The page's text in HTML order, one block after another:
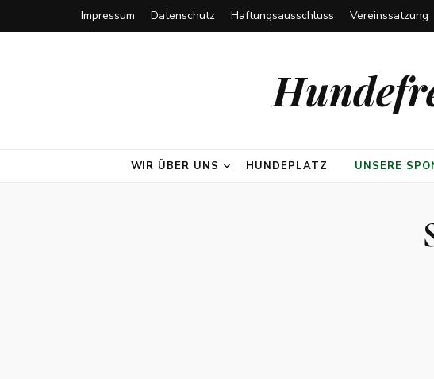
Impressum Datenschutz Haftungsausschluss Vereinssatzung
WIR ÜBER UNS HUNDEPLATZ UNSERE